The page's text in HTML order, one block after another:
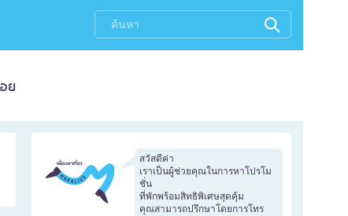
ย
สวัสดีค่า
เราเป็นผู้ช่วยคุณในการหาโปรโม
ชั่น
ที่พักพร้อมสิทธิพิเศษสุดคุ้ม
คุณสามารถปรึกษาโดยการโทร